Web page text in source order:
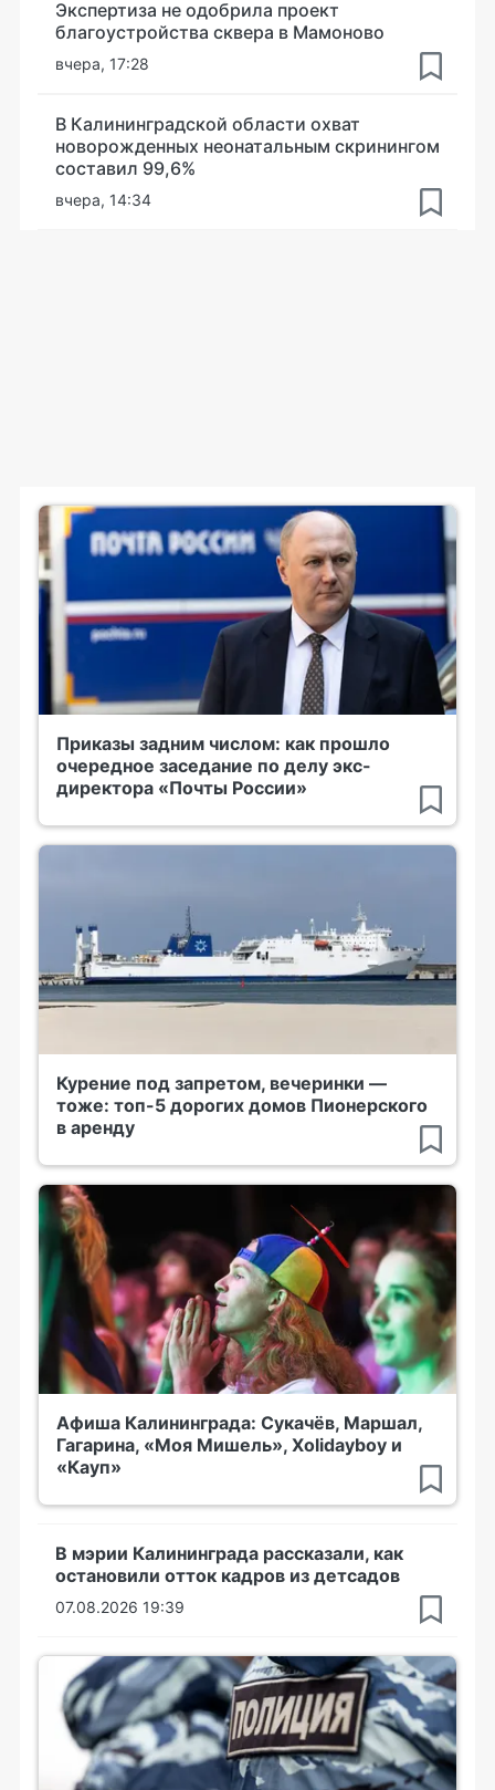
Экспертиза не одобрила проект
благоустройства сквера в Мамоново
вчера, 17:28
В Калининградской области охват
новорожденных неонатальным скринингом
составил 99,6%
вчера, 14:34
Приказы задним числом: как прошло
очередное заседание по делу экс-
директора «Почты России»
Курение под запретом, вечеринки —
тоже: топ-5 дорогих домов Пионерского
в аренду
Афиша Калининграда: Сукачёв, Маршал,
Гагарина, «Моя Мишель», Xolidayboy и
«Кауп»
В мэрии Калининграда рассказали, как
остановили отток кадров из детсадов
07.08.2026 19:39